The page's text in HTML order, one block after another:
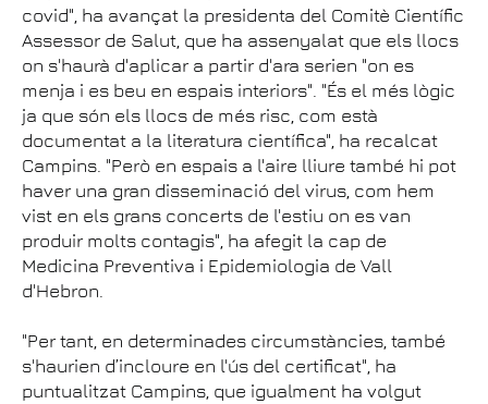
covid", ha avançat la presidenta del Comitè Científic
Assessor de Salut, que ha assenyalat que els llocs
on s'haurà d'aplicar a partir d'ara serien "on es
menja i es beu en espais interiors". "És el més lògic
ja que són els llocs de més risc, com està
documentat a la literatura científica", ha recalcat
Campins. "Però en espais a l'aire lliure també hi pot
haver una gran disseminació del virus, com hem
vist en els grans concerts de l'estiu on es van
produir molts contagis", ha afegit la cap de
Medicina Preventiva i Epidemiologia de Vall
d'Hebron.
"Per tant, en determinades circumstàncies, també
s'haurien d’incloure en l'ús del certificat", ha
puntualitzat Campins, que igualment ha volgut